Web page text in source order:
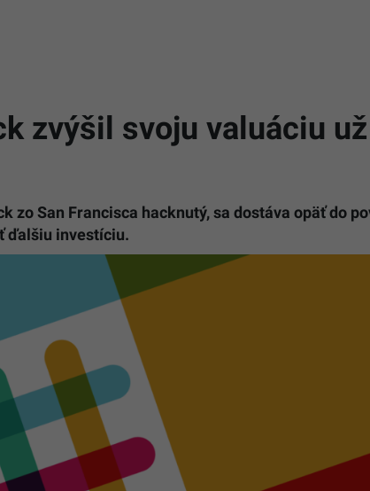
zvýšil svoju valuáciu
zo San Francisca hacknutý, sa dostáva opäť do
ďalšiu investíciu.